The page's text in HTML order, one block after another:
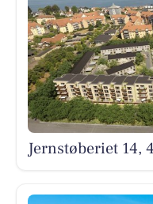
Jernstøberiet 14,